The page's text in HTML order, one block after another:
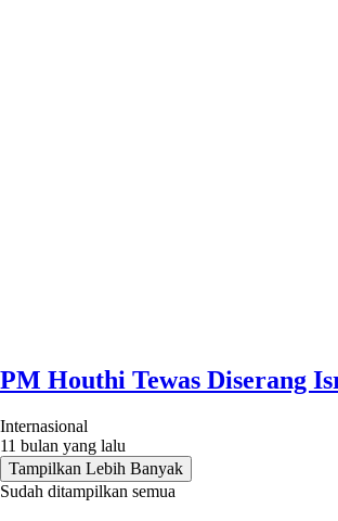
PM Houthi Tewas Diserang
Internasional
11 bulan yang lalu
Tampilkan Lebih Banyak
Sudah ditampilkan semua